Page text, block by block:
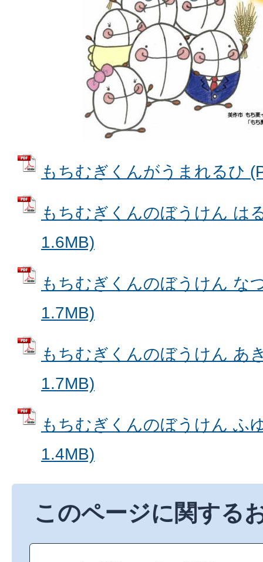
もちむぎくんがうまれるひ
もちむぎくんのぼうけん は
1.6MB)
もちむぎくんのぼうけん な
1.7MB)
もちむぎくんのぼうけん あ
1.7MB)
もちむぎくんのぼうけん ふ
1.4MB)
このページに関する